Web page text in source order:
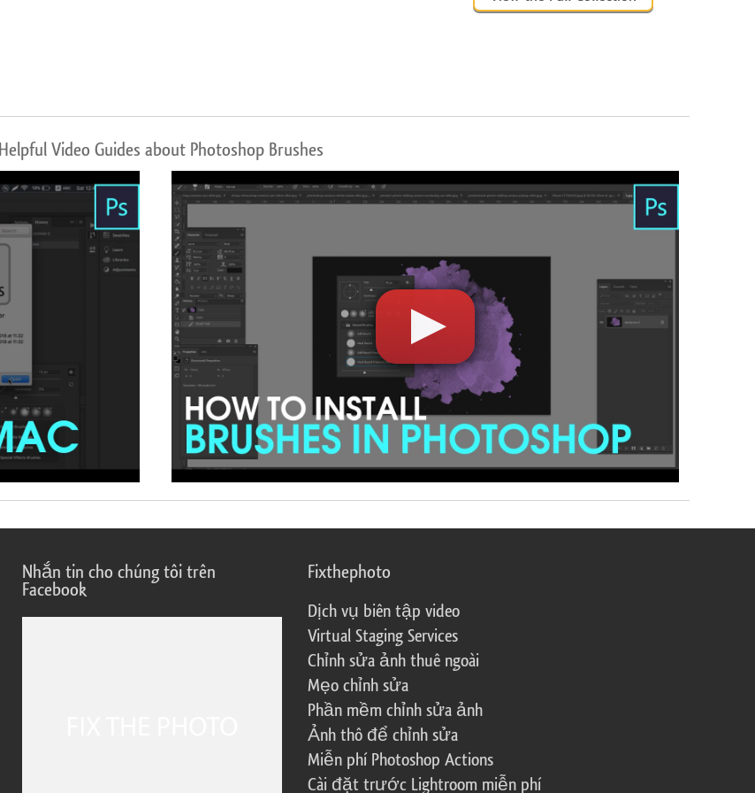
Helpful Video Guides about Photoshop Brushes
Nhắn tin cho chúng tôi trên
Facebook
Fixthephoto
Dịch vụ biên tập video
Virtual Staging Services
Chỉnh sửa ảnh thuê ngoài
Mẹo chỉnh sửa
Phần mềm chỉnh sửa ảnh
Ảnh thô để chỉnh sửa
Miễn phí Photoshop Actions
Cài đặt trước Lightroom miễn phí